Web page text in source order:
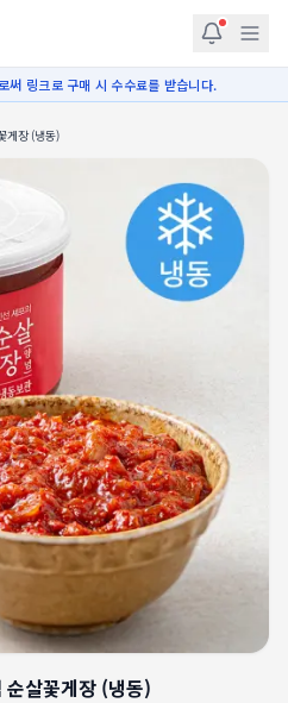
써 링크로 구매 시 수수료를 받습니다.
게장 (냉동)
살꽃게장 (냉동)